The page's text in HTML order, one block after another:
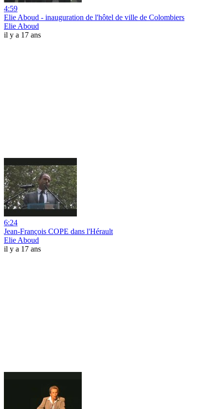
4:59
Elie Aboud - inauguration de l'hôtel de ville de Colombiers
Elie Aboud
il y a 17 ans
6:24
Jean-François COPE dans l'Hérault
Elie Aboud
il y a 17 ans